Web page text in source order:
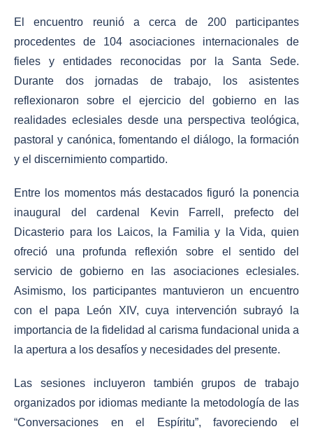
El encuentro reunió a cerca de 200 participantes
procedentes de 104 asociaciones internacionales de
fieles y entidades reconocidas por la Santa Sede.
Durante dos jornadas de trabajo, los asistentes
reflexionaron sobre el ejercicio del gobierno en las
realidades eclesiales desde una perspectiva teológica,
pastoral y canónica, fomentando el diálogo, la formación
y el discernimiento compartido.
Entre los momentos más destacados figuró la ponencia
inaugural del cardenal Kevin Farrell, prefecto del
Dicasterio para los Laicos, la Familia y la Vida, quien
ofreció una profunda reflexión sobre el sentido del
servicio de gobierno en las asociaciones eclesiales.
Asimismo, los participantes mantuvieron un encuentro
con el papa León XIV, cuya intervención subrayó la
importancia de la fidelidad al carisma fundacional unida a
la apertura a los desafíos y necesidades del presente.
Las sesiones incluyeron también grupos de trabajo
organizados por idiomas mediante la metodología de las
“Conversaciones en el Espíritu”, favoreciendo el